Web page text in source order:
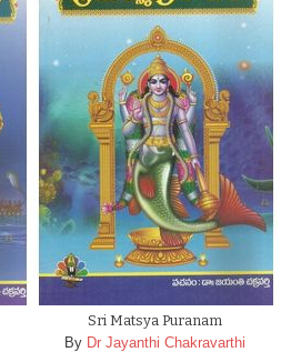
Sri Matsya Puranam
By Dr Jayanthi Chakravarthi